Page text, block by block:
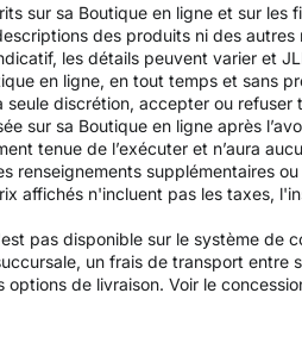
sur sa Boutique en ligne et sur
des produits ni des
les détails peuvent varier et
en ligne, en tout temps et sans
discrétion, accepter ou
sur sa Boutique en ligne après
tenue de l’exécuter et n’aura
supplémentaires
affichés n'incluent pas les taxes,
pas disponible sur le système de
un frais de transport
de livraison. Voir le